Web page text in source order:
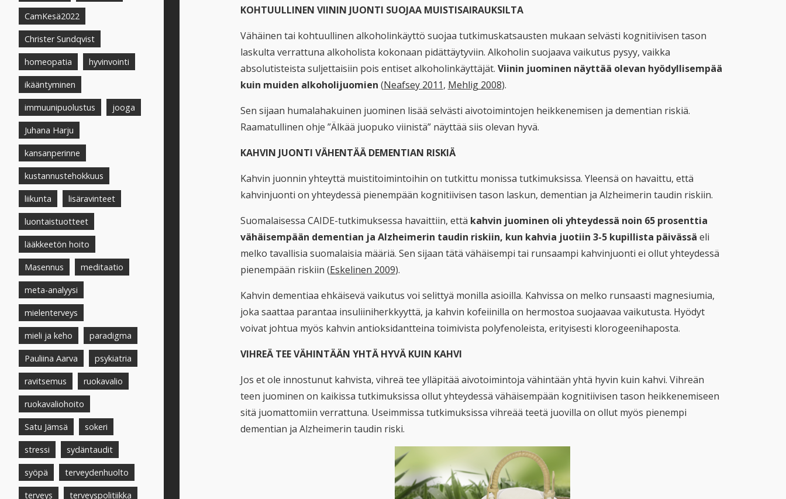
KOHTUULLINEN VIININ JUONTI SUOJAA MUISTISAIRAUKSILTA
Vähäinen tai kohtuullinen alkoholinkäyttö suojaa tutkimuskatsausten mukaan selvästi kognitiivisen tason
laskulta verrattuna alkoholista kokonaan pidättäytyviin. Alkoholin suojaava vaikutus pysyy, vaikka
absolutisteista suljettaisiin pois entiset alkoholinkäyttäjät. Viinin juominen näyttää olevan hyödyllisempää
kuin muiden alkoholijuomien (Neafsey 2011, Mehlig 2008).
Sen sijaan humalahakuinen juominen lisää selvästi aivotoimintojen heikkenemisen ja dementian riskiä.
Raamatullinen ohje ”Älkää juopuko viinistä” näyttää siis olevan hyvä.
KAHVIN JUONTI VÄHENTÄÄ DEMENTIAN RISKIÄ
Kahvin juonnin yhteyttä muistitoimintoihin on tutkittu monissa tutkimuksissa. Yleensä on havaittu, että
kahvinjuonti on yhteydessä pienempään kognitiivisen tason laskun, dementian ja Alzheimerin taudin riskiin.
Suomalaisessa CAIDE-tutkimuksessa havaittiin, että kahvin juominen oli yhteydessä noin 65 prosenttia
vähäisempään dementian ja Alzheimerin taudin riskiin, kun kahvia juotiin 3-5 kupillista päivässä eli
melko tavallisia suomalaisia määriä. Sen sijaan tätä vähäisempi tai runsaampi kahvinjuonti ei ollut yhteydessä
pienempään riskiin (Eskelinen 2009).
Kahvin dementiaa ehkäisevä vaikutus voi selittyä monilla asioilla. Kahvissa on melko runsaasti magnesiumia,
joka saattaa parantaa insuliiniherkkyyttä, ja kahvin kofeiinilla on hermostoa suojaavaa vaikutusta. Hyödyt
voivat johtua myös kahvin antioksidantteina toimivista polyfenoleista, erityisesti klorogeenihaposta.
VIHREÄ TEE VÄHINTÄÄN YHTÄ HYVÄ KUIN KAHVI
Jos et ole innostunut kahvista, vihreä tee ylläpitää aivotoimintoja vähintään yhtä hyvin kuin kahvi. Vihreän
teen juominen on kaikissa tutkimuksissa ollut yhteydessä vähäisempään kognitiivisen tason heikkenemiseen
sitä juomattomiin verrattuna. Useimmissa tutkimuksissa vihreää teetä juovilla on ollut myös pienempi
dementian ja Alzheimerin taudin riski.
CamKesä2022
Christer Sundqvist
homeopatia hyvinvointi
ikääntyminen
immuunipuolustus jooga
Juhana Harju
kansanperinne
kustannustehokkuus
liikunta lisäravinteet
luontaistuotteet
lääkkeetön hoito
Masennus meditaatio
meta-analyysi
mielenterveys
mieli ja keho paradigma
Pauliina Aarva psykiatria
ravitsemus ruokavalio
ruokavaliohoito
Satu Jämsä sokeri
stressi sydäntaudit
syöpä terveydenhuolto
terveys terveyspolitiikka